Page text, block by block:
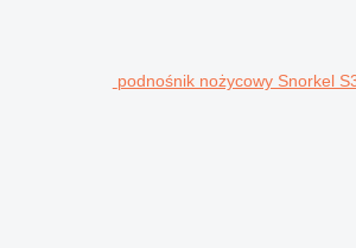
podnośnik nożycowy Snorkel